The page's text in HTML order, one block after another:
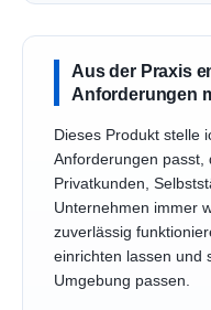
Aus der Praxis
Anforderungen
Dieses Produkt stelle
Anforderungen passt,
Privatkunden,
Unternehmen immer
zuverlässig
einrichten lassen und
Umgebung passen.